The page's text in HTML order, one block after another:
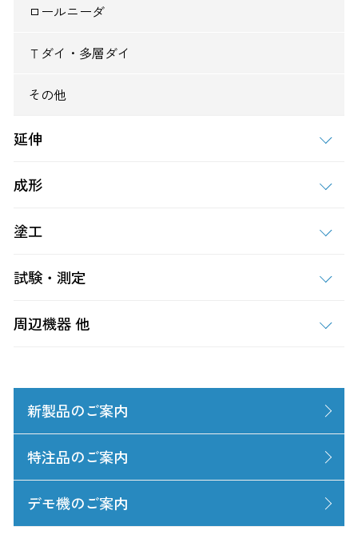
ロールニーダ
Ｔダイ・多層ダイ
その他
延伸
成形
塗工
試験・測定
周辺機器 他
新製品のご案内
特注品のご案内
デモ機のご案内